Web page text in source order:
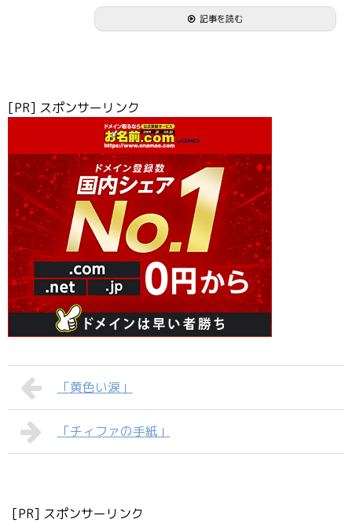
記事を読む
[PR] スポンサーリンク
「黄色い涙」
「チィファの手紙」
[PR] スポンサーリンク